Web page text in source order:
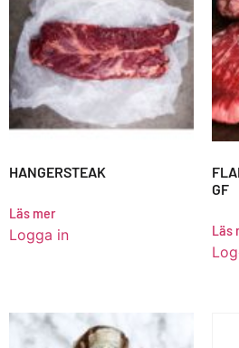
HANGERSTEAK
Läs mer
Logga in
GF
Läs